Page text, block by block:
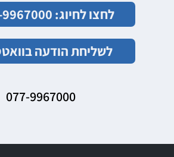
לחצו לחיוג: 077-9967000
לשליחת הודעה
077-9967000